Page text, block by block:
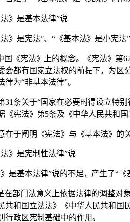
》是基本法律”说
是宪法”、“《基本法》是小宪法”
《宪法》上的概念。《宪法》第
会都有国家立法权的前提下，为区
律为“非基本法律”。
条关于“国家在必要时得设立特别
《宪法》第5条及《中华人民共和
阐明《宪法》与《基本法》的关
是宪制性法律”说
基本法律”说的不足，产生了“《
部门法意义上依据法律的调整对象
共和国立法法》《中华人民共和国
行政区宪制基础中的作用。